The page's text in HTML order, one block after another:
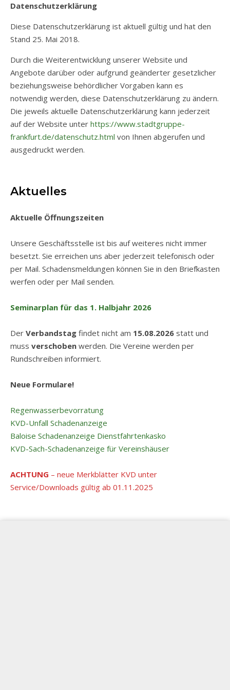
Datenschutzerklärung
Diese Datenschutzerklärung ist aktuell gültig und hat den
Stand 25. Mai 2018.
Durch die Weiterentwicklung unserer Website und
Angebote darüber oder aufgrund geänderter gesetzlicher
beziehungsweise behördlicher Vorgaben kann es
notwendig werden, diese Datenschutzerklärung zu ändern.
Die jeweils aktuelle Datenschutzerklärung kann jederzeit
auf der Website unter https://www.stadtgruppe-
frankfurt.de/datenschutz.html von Ihnen abgerufen und
ausgedruckt werden.
Aktuelles
Aktuelle Öffnungszeiten
Unsere Geschäftsstelle ist bis auf weiteres nicht immer
besetzt. Sie erreichen uns aber jederzeit telefonisch oder
per Mail. Schadensmeldungen können Sie in den Briefkasten
werfen oder per Mail senden.
Seminarplan für das 1. Halbjahr 2026
Der Verbandstag findet nicht am 15.08.2026 statt und
muss verschoben werden. Die Vereine werden per
Rundschreiben informiert.
Neue Formulare!
Regenwasserbevorratung
KVD-Unfall Schadenanzeige
Baloise Schadenanzeige Dienstfahrtenkasko
KVD-Sach-Schadenanzeige für Vereinshäuser
ACHTUNG – neue Merkblätter KVD unter
Service/Downloads gültig ab 01.11.2025